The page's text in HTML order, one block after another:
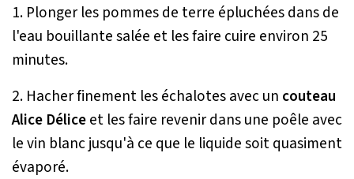
1. Plonger les pommes de terre épluchées dans de
l'eau bouillante salée et les faire cuire environ 25
minutes.
2. Hacher finement les échalotes avec un couteau
Alice Déliceet les faire revenir dans une poêle avec
le vin blanc jusqu'à ce que le liquide soit quasiment
évaporé.